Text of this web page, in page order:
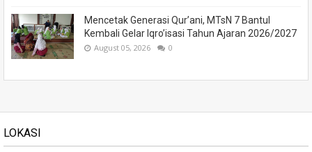
Mencetak Generasi Qur’ani, MTsN 7 Bantul
Kembali Gelar Iqro’isasi Tahun Ajaran 2026/2027
August 05, 2026 0
LOKASI